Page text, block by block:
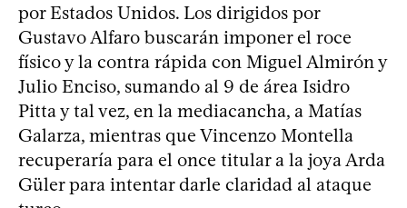
por Estados Unidos. Los dirigidos por
Gustavo Alfaro buscarán imponer el roce
físico y la contra rápida con Miguel Almirón y
Julio Enciso, sumando al 9 de área Isidro
Pitta y tal vez, en la mediacancha, a Matías
Galarza, mientras que Vincenzo Montella
recuperaría para el once titular a la joya Arda
Güler para intentar darle claridad al ataque